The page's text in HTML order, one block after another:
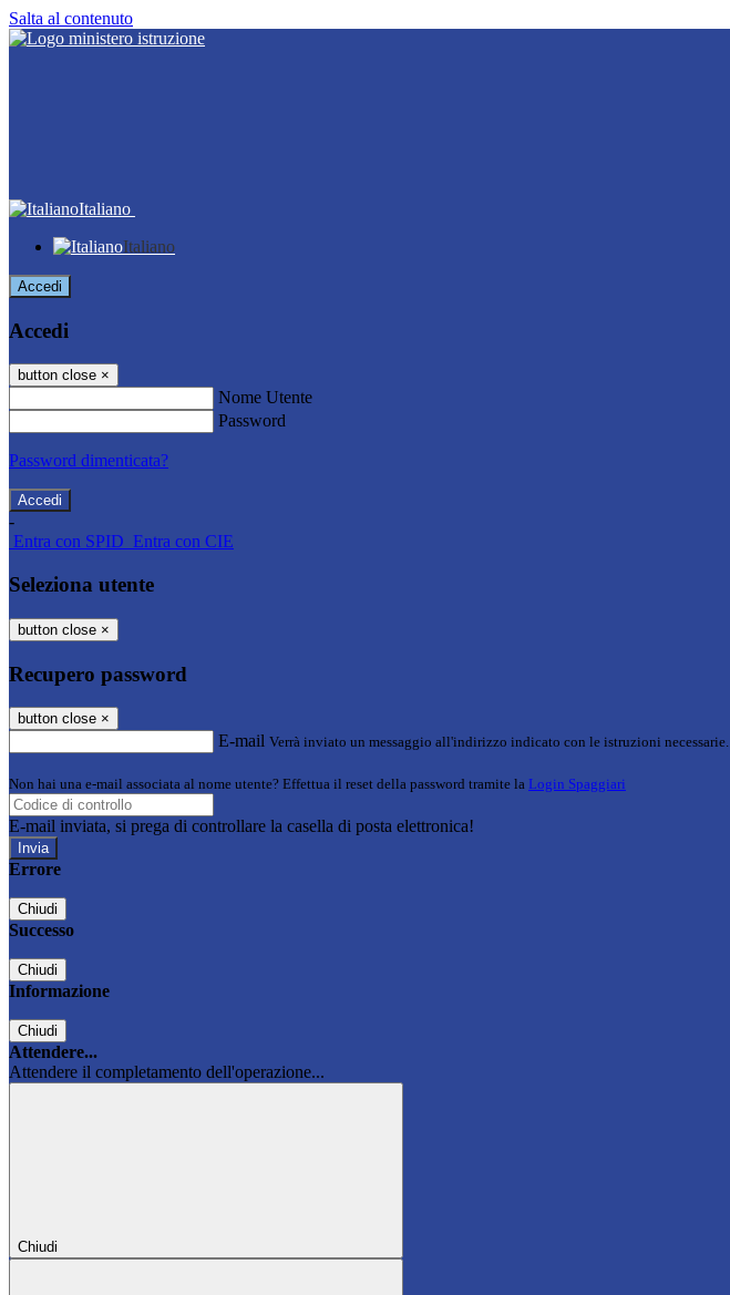
Salta al contenuto
Italiano
Italiano
Accedi
Accedi
button close ×
Nome Utente
Password
Password dimenticata?
-
Entra con SPID Entra con CIE
Seleziona utente
button close ×
Recupero password
button close ×
E-mail Verrà inviato un messaggio all'indirizzo indicato con le istruzioni necessarie.
Non hai una e-mail associata al nome utente? Effettua il reset della password tramite la Login Spaggiari
E-mail inviata, si prega di controllare la casella di posta elettronica!
Errore
Chiudi
Successo
Chiudi
Informazione
Chiudi
Attendere...
Attendere il completamento dell'operazione...
Chiudi